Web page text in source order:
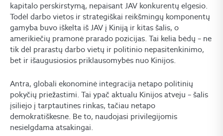
kapitalo perskirstymą, nepaisant JAV konkurentų elgesio.
Todėl darbo vietos ir strategiškai reikšmingų komponentų
gamyba buvo iškelta iš JAV į Kiniją ir kitas šalis, o
amerikiečių pramonė prarado pozicijas. Tai kelia bėdų – ne
tik dėl prarastų darbo vietų ir politinio nepasitenkinimo,
bet ir išaugusiosios priklausomybės nuo Kinijos.
Antra, globali ekonominė integracija netapo politinių
pokyčių priežastimi. Tai ypač aktualu Kinijos atveju – šalis
įsiliejo į tarptautines rinkas, tačiau netapo
demokratiškesne. Be to, naudojasi privilegijomis
nesielgdama atsakingai.